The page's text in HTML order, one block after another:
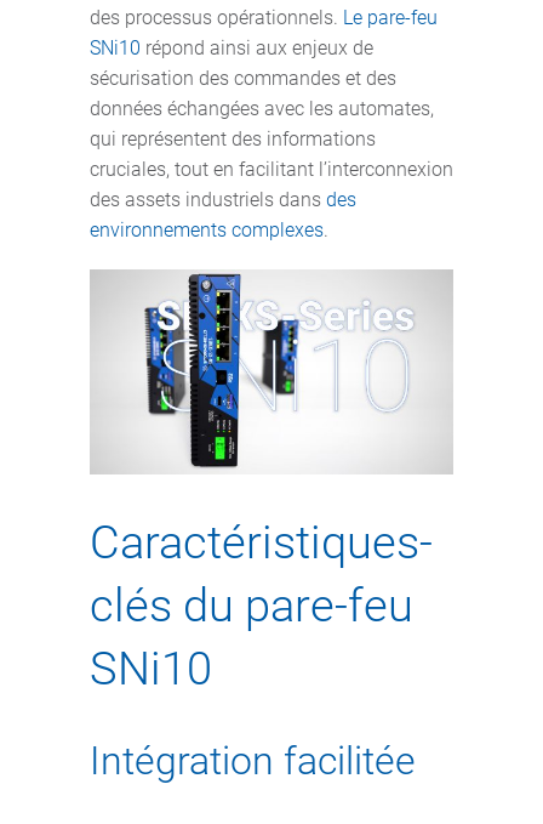
des processus opérationnels. Le pare-feu
SNi10 répond ainsi aux enjeux de
sécurisation des commandes et des
données échangées avec les automates,
qui représentent des informations
cruciales, tout en facilitant l’interconnexion
des assets industriels dans des
environnements complexes.
Caractéristiques-
clés du pare-feu
SNi10
Intégration facilitée